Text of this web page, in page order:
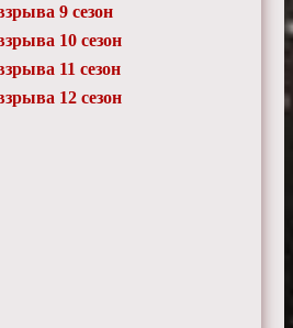
9 сезон
10 сезон
11 сезон
12 сезон